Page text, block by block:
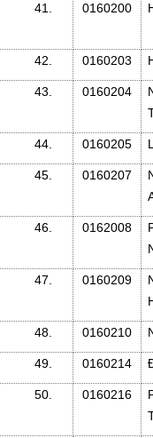
41. 0160200
42. 0160203
43. 0160204
44. 0160205
45. 0160207
46. 0162008
47. 0160209
48. 0160210
49. 0160214
50. 0160216